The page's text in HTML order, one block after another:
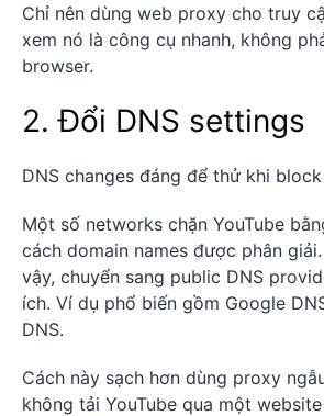
Chỉ nên dùng web proxy cho truy
xem nó là công cụ nhanh, không
browser.
2. Đổi DNS settings
DNS changes đáng để thử khi
Một số networks chặn YouTube
cách domain names được phân
vậy, chuyển sang public DNS
ích. Ví dụ phổ biến gồm Google
DNS.
Cách này sạch hơn dùng proxy
không tải YouTube qua một